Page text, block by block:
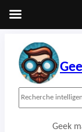
contenu
Geek